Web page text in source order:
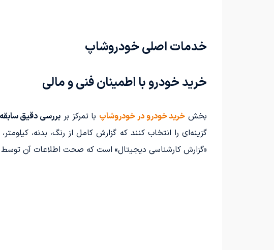
خدمات اصلی خودروشاپ
خرید خودرو با اطمینان فنی و مالی
بخش خرید خودرو در خودروشاپ با تمرکز بر بررسی دقیق
گزینه‌ای را انتخاب کنند که گزارش کامل از رنگ، بدنه،
«گزارش کارشناسی دیجیتال» است که صحت اطلاعات آن توسط